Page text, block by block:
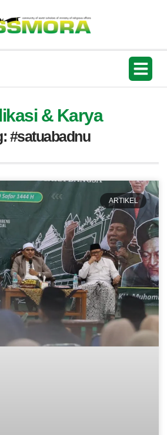
& Karya
#satuabadnu
ARTIKEL